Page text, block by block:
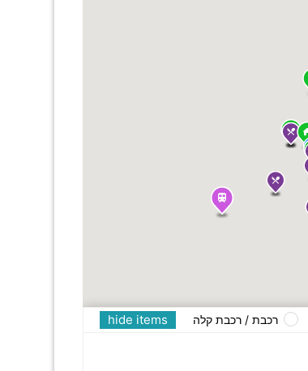
hide items רכבת / רכבת קלה